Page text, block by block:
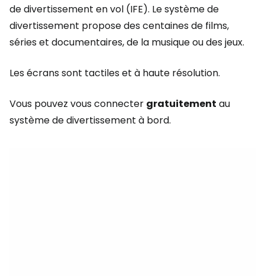
de divertissement en vol (IFE). Le système de
divertissement propose des centaines de films,
séries et documentaires, de la musique ou des jeux.
Les écrans sont tactiles et à haute résolution.
Vous pouvez vous connecter gratuitement au
système de divertissement à bord.